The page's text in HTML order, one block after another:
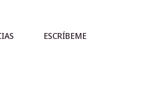
ESCRÍBEME